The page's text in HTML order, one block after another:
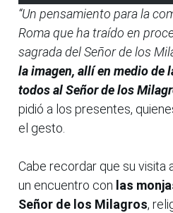
“Un pensamiento para la
Roma que ha traído en
sagrada del Señor de los
la imagen, allí en medio de
todos al Señor de los
pidió a los presentes,
el gesto.
Cabe recordar que su visita
un encuentro con las
Señor de los Milagros,